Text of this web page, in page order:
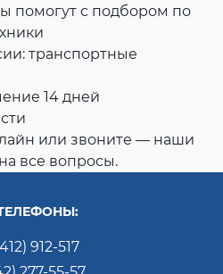
помогут с подбором по
транспортные
14 дней
или звоните — наши
все вопросы.
912-517